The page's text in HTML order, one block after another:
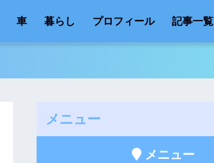
車 暮らし プロフィール 記事一覧
メニュー
メニュー